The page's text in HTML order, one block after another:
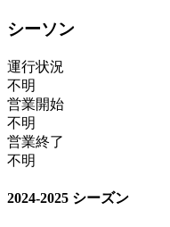
シーソン
運行状況
不明
営業開始
不明
営業終了
不明
2024-2025 シーズン